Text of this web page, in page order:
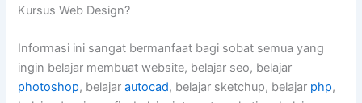
Kursus Web Design?
Informasi ini sangat bermanfaat bagi sobat semua yang
ingin belajar membuat website, belajar seo, belajar
photoshop, belajarautocad, belajar sketchup, belajar php,